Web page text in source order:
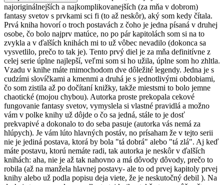
najoriginálnejších a najkomplikovanejších (za mňa v dobrom)
fantasy svetov s prvkami sci fi (to až neskôr), aký som kedy čítala.
Prvá kniha hovorí o troch postavách z čoho je jedna písaná v druhej
osobe, čo bolo najprv matúce, no po pár kapitolách som si na to
zvykla a v ďalších knihách mi to už vôbec nevadilo (dokonca sa
vysvetlilo, prečo to tak je). Tento prvý diel je za mňa definitívne z
celej serie úplne najlepší, veľmi som si ho užila, úplne som ho zhltla.
Vzadu v knihe máte mimochodom dve dôležité legendy. Jedna je s
cudzími slovíčkami a kmenmi a druhá je s jednotlivými obdobiami,
čo som zistila až po dočítaní knižky, takže miestsmi to bolo jemne
chaotické (mojou chybou). Autorka proste prekopala cekové
fungovanie fantasy svetov, vymyslela si vlastné pravidlá a možno
vám v polke knihy už dôjde o čo sa jedná, stále to je dosť
prekvapivé a dokonalo to do seba pasuje (autorka vás nemá za
hlúpych). Je vám lúto hlavných postáv, no prísaham že v tejto serii
nie je jediná postava, ktorá by bola "tá dobrá" alebo "tá zlá". Aj keď
máte postavu, ktorú nemáte radi, tak autorka je neskôr v ďalších
knihách: aha, nie je až tak nahovno a má dôvody dôvody, prečo to
robila (až na manžela hlavnej postavy- ale to od prvej kapitoly prvej
knihy alebo už podla popisu deja viete, že je neskutočný debil ). Na